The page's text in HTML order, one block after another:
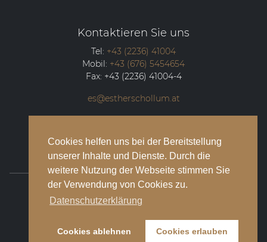
Cookies helfen uns bei der Bereitstellung
unserer Inhalte und Dienste. Durch die
weitere Nutzung der Webseite stimmen Sie
der Verwendung von Cookies zu.
Datenschutzerklärung
Cookies ablehnen Cookies erlauben
Kontaktieren Sie uns
Tel: +43 (2236) 41004
Mobil: +43 (676) 5454654
Fax: +43 (2236) 41004-4
es@estherschollum.at
2340 Mödling
Impressum
Datenschutzbestimmungen